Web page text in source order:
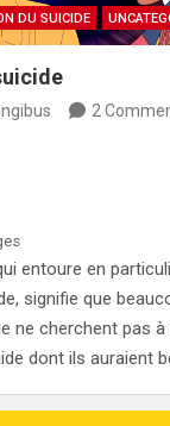
DU SUICIDE
2
entoure en
signifie que
ne cherchent pas
dont ils auraient